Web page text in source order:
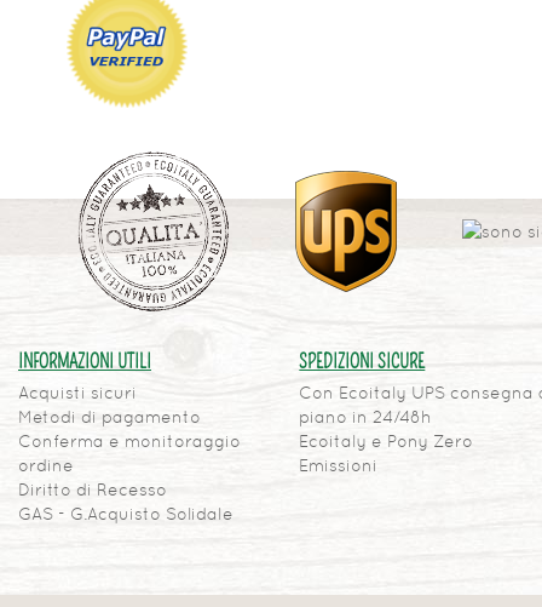
INFORMAZIONI UTILI
Acquisti sicuri
Metodi di pagamento
Conferma e monitoraggio
ordine
Diritto di Recesso
GAS - G.Acquisto Solidale
SPEDIZIONI SICURE
Con Ecoitaly UPS consegna
piano in 24/48h
Ecoitaly e Pony Zero
Emissioni